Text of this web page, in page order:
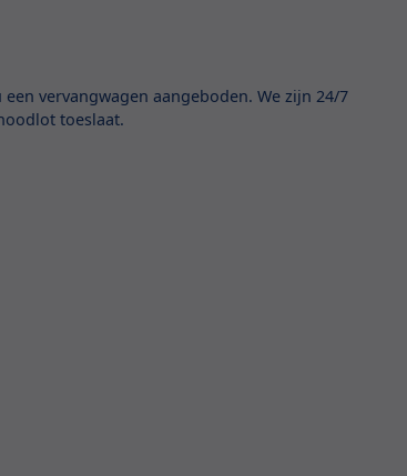
vervangwagen aangeboden. We zijn 24/7
toeslaat.